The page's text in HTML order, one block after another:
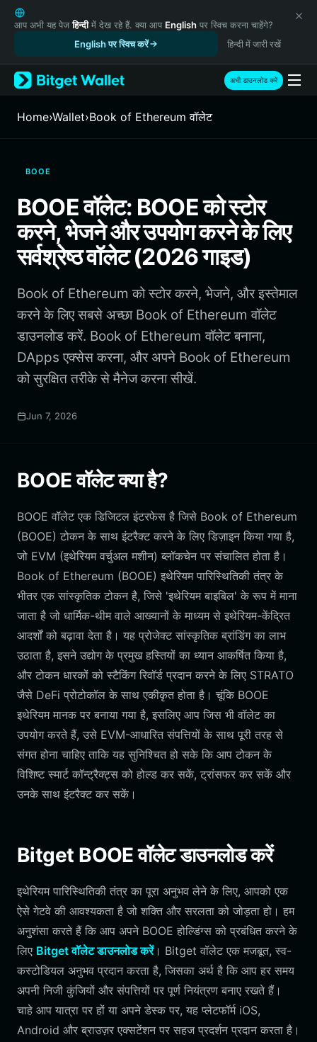
English
日本語
Русский
Español (Latinoamérica)
Türkçe
Italiano
繁體中文
Português (Portugal)
Bahasa Indonesia
ภาษาไทย
Português (Brasil)
Español (Argentina)
आप अभी यह पेजहिन्दीमें देख रहे हैं. क्या आप English पर स्विच करना चाहेंगे?
English पर स्विच करें
हिन्दी में जारी रखें
अभी डाउनलोड करें
Home›Wallet›Book of Ethereum वॉलेट
BOOE
BOOE वॉलेट: BOOE को स्टोर
करने, भेजने और उपयोग करने के लिए
सर्वश्रेष्ठ वॉलेट (2026 गाइड)
Book of Ethereum को स्टोर करने, भेजने, और इस्तेमाल
करने के लिए सबसे अच्छा Book of Ethereum वॉलेट
डाउनलोड करें. Book of Ethereum वॉलेट बनाना,
DApps एक्सेस करना, और अपने Book of Ethereum
को सुरक्षित तरीके से मैनेज करना सीखें.
Jun 7, 2026
BOOE वॉलेट क्या है?
BOOE वॉलेट एक डिजिटल इंटरफेस है जिसे Book of Ethereum
(BOOE) टोकन के साथ इंटरैक्ट करने के लिए डिज़ाइन किया गया है,
जो EVM (इथेरियम वर्चुअल मशीन) ब्लॉकचेन पर संचालित होता है।
Book of Ethereum (BOOE) इथेरियम पारिस्थितिकी तंत्र के
भीतर एक सांस्कृतिक टोकन है, जिसे 'इथेरियम बाइबिल' के रूप में माना
जाता है जो धार्मिक-थीम वाले आख्यानों के माध्यम से इथेरियम-केंद्रित
आदर्शों को बढ़ावा देता है। यह प्रोजेक्ट सांस्कृतिक ब्रांडिंग का लाभ
उठाता है, इसने उद्योग के प्रमुख हस्तियों का ध्यान आकर्षित किया है,
और टोकन धारकों को स्टैकिंग रिवॉर्ड प्रदान करने के लिए STRATO
जैसे DeFi प्रोटोकॉल के साथ एकीकृत होता है। चूंकि BOOE
इथेरियम मानक पर बनाया गया है, इसलिए आप जिस भी वॉलेट का
उपयोग करते हैं, उसे EVM-आधारित संपत्तियों के साथ पूरी तरह से
संगत होना चाहिए ताकि यह सुनिश्चित हो सके कि आप टोकन के
विशिष्ट स्मार्ट कॉन्ट्रैक्ट्स को होल्ड कर सकें, ट्रांसफर कर सकें और
उनके साथ इंटरैक्ट कर सकें।
Bitget BOOE वॉलेट डाउनलोड करें
इथेरियम पारिस्थितिकी तंत्र का पूरा अनुभव लेने के लिए, आपको एक
ऐसे गेटवे की आवश्यकता है जो शक्ति और सरलता को जोड़ता हो। हम
अनुशंसा करते हैं कि आप अपने BOOE होल्डिंग्स को प्रबंधित करने के
लिए Bitget वॉलेट डाउनलोड करें। Bitget वॉलेट एक मजबूत, स्व-
कस्टोडियल अनुभव प्रदान करता है, जिसका अर्थ है कि आप हर समय
अपनी निजी कुंजियों और संपत्तियों पर पूर्ण नियंत्रण बनाए रखते हैं।
चाहे आप यात्रा पर हों या अपने डेस्क पर, यह प्लेटफॉर्म iOS,
Android और ब्राउज़र एक्सटेंशन पर सहज प्रदर्शन प्रदान करता है।